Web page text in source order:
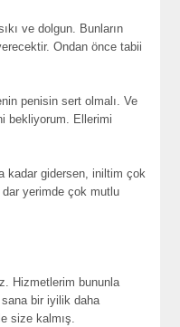
ve dolgun. Bunların
Ondan önce tabii
penisin sert olmalı. Ve
bekliyorum. Ellerimi
kadar gidersen, iniltim çok
yerimde çok mutlu
Hizmetlerim bununla
sana bir iyilik daha
size kalmış.